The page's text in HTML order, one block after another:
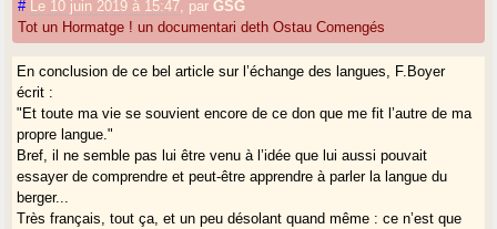
# Le 10 juin 2019 à 15:47 parGSG
Tot un Hormatge ! un documentari deth Ostau Comengés
En conclusion de ce bel article sur l’échange des langues, F.Boyer
écrit :
"Et toute ma vie se souvient encore de ce don que me fit l’autre de ma
propre langue."
Bref, il ne semble pas lui être venu à l’idée que lui aussi pouvait
essayer de comprendre et peut-être apprendre à parler la langue du
berger...
Très français, tout ça, et un peu désolant quand même : ce n’est que